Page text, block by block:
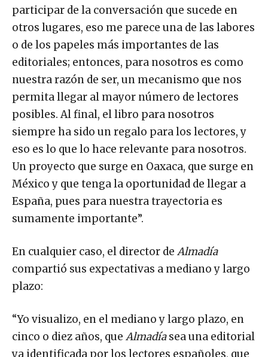
participar de la conversación que sucede en
otros lugares, eso me parece una de las labores
o de los papeles más importantes de las
editoriales; entonces, para nosotros es como
nuestra razón de ser, un mecanismo que nos
permita llegar al mayor número de lectores
posibles. Al final, el libro para nosotros
siempre ha sido un regalo para los lectores, y
eso es lo que lo hace relevante para nosotros.
Un proyecto que surge en Oaxaca, que surge en
México y que tenga la oportunidad de llegar a
España, pues para nuestra trayectoria es
sumamente importante”.
En cualquier caso, el director de Almadía
compartió sus expectativas a mediano y largo
plazo:
“Yo visualizo, en el mediano y largo plazo, en
cinco o diez años, que Almadíasea una editorial
ya identificada por los lectores españoles, que